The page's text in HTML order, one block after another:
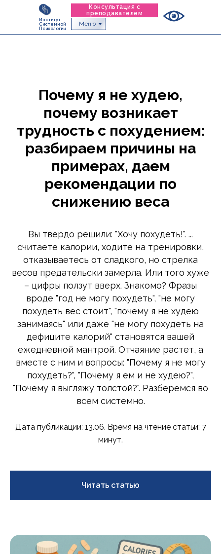
Институт
Системной
Психологии
Консультация с
преподавателем
Меню
Почему я не худею,
почему возникает
трудность с похудением:
разбираем причины на
примерах, даем
рекомендации по
снижению веса
Вы твердо решили: "Хочу похудеть!". ...
считаете калории, ходите на тренировки,
отказываетесь от сладкого, но стрелка
весов предательски замерла. Или того хуже
– цифры ползут вверх. Знакомо? Фразы
вроде "год не могу похудеть", "не могу
похудеть вес стоит", "почему я не худею
занимаясь" или даже "не могу похудеть на
дефиците калорий" становятся вашей
ежедневной мантрой. Отчаяние растет, а
вместе с ним и вопросы: "Почему я не могу
похудеть?", "Почему я ем и не худею?",
"Почему я выгляжу толстой?". Разберемся во
всем системно.
Дата публикации: 13.06. Время на чтение статьи: 7
минут.
Читать статью